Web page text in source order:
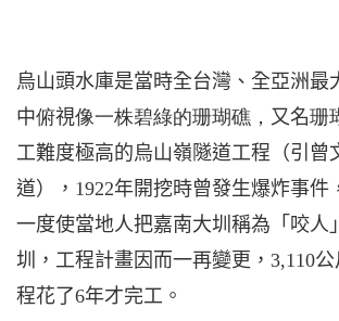
烏山頭水庫是當時全台灣、全亞洲最
中俯視像一株碧綠的珊瑚礁， 又名珊
工難度極高的烏山嶺隧道工程（引曾
道）， 1922年開挖時曾發生爆炸事件
一度使當地人把嘉南大圳稱為「咬人
圳，工程計畫因而一再變更， 3,110公
程花了6年才完工。